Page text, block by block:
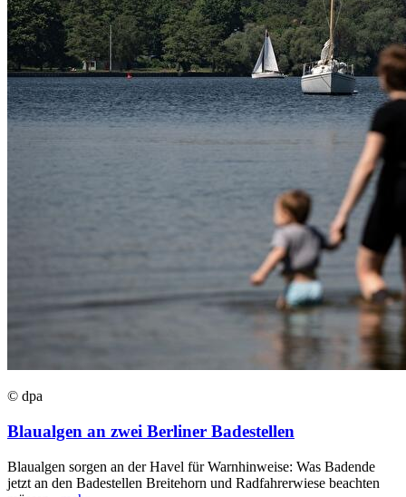
© dpa
Blaualgen an zwei Berliner Badestellen
Blaualgen sorgen an der Havel für Warnhinweise: Was Badende
jetzt an den Badestellen Breitehorn und Radfahrerwiese beachten